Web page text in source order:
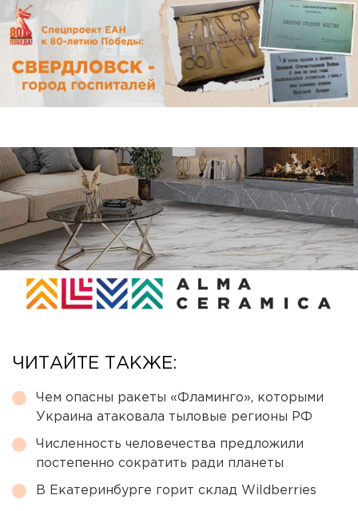
ЧИТАЙТЕ ТАКЖЕ:
Чем опасны ракеты «Фламинго», которыми
Украина атаковала тыловые регионы РФ
Численность человечества предложили
постепенно сократить ради планеты
В Екатеринбурге горит склад Wildberries